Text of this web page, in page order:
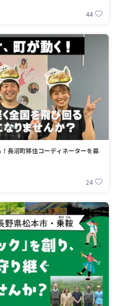
44
長沼町移住コーディネーターを募
24